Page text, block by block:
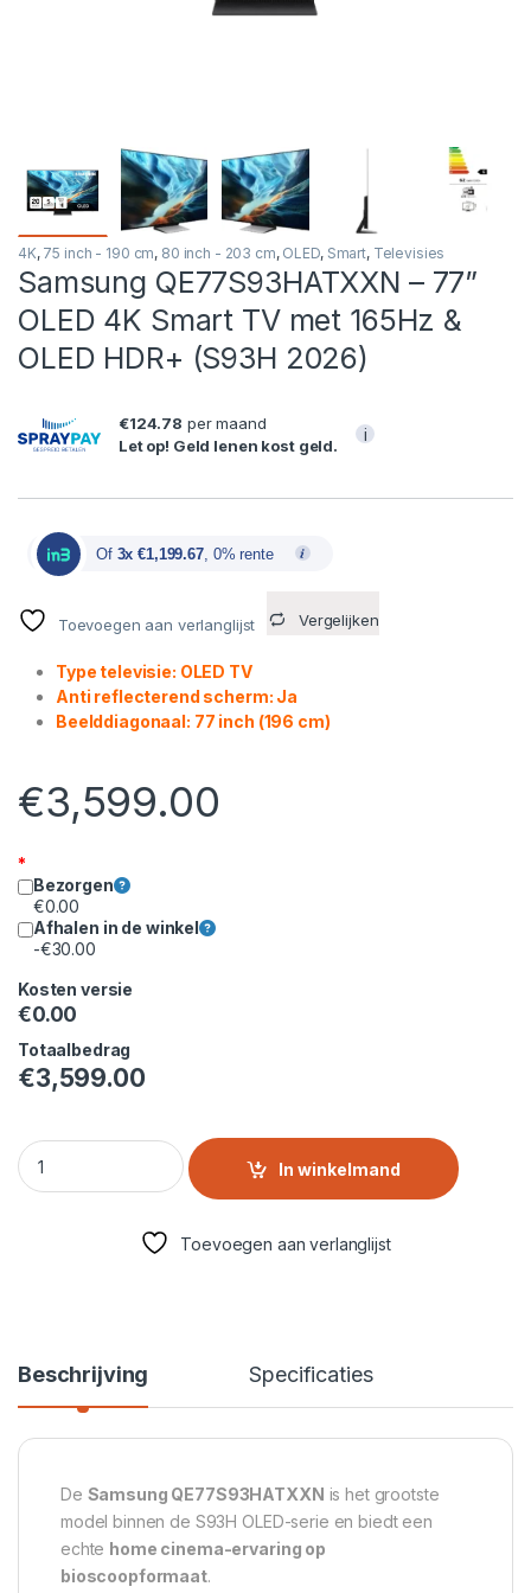
4K, 75 inch - 190 cm, 80 inch - 203 cm, OLED, Smart, Televisies
Samsung QE77S93HATXXN – 77”
OLED 4K Smart TV met 165Hz &
OLED HDR+ (S93H 2026)
€124.78 per maand
Let op! Geld lenen kost geld.
i
Of 3x €1,199.67, 0% rente
Toevoegen aan verlanglijst Vergelijken
Type televisie: OLED TV
Anti reflecterend scherm: Ja
Beelddiagonaal: 77 inch (196 cm)
€3,599.00
*
Bezorgen
€0.00
Afhalen in de winkel
-€30.00
Kosten versie
€0.00
Totaalbedrag
€3,599.00
Samsung QE77S93HATXXN – 77” OLED 4K Smart TV met
In winkelmand
Toevoegen aan verlanglijst
Beschrijving Specificaties
De Samsung QE77S93HATXXN is het grootste
model binnen de S93H OLED-serie en biedt een
echte home cinema-ervaring op
bioscoopformaat.